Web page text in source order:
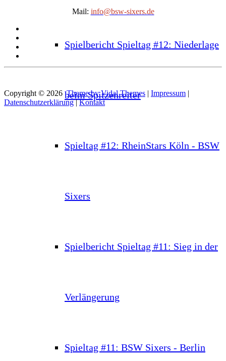
Spielbericht Spieltag #12: Niederlage
beim Spitzenreiter
Spieltag #12: RheinStars Köln - BSW
Sixers
Spielbericht Spieltag #11: Sieg in der
Verlängerung
Spieltag #11: BSW Sixers - Berlin
Mail: info@bsw-sixers.de
Copyright © 2026 Theme by Vidal Themes | Impressum |
Datenschutzerklärung|Kontakt